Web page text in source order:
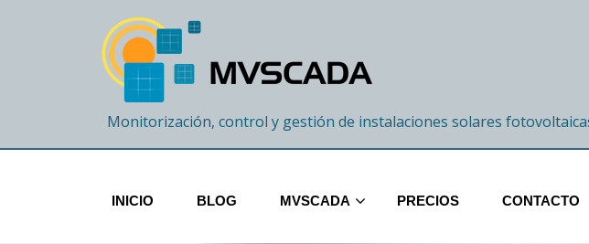
Monitorización, control y gestión de instalaciones solares
INICIO BLOG MVSCADA PRECIOS CONTACTO